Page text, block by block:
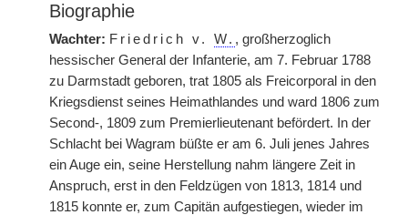
Biographie
Wachter: Friedrich v. W. , großherzoglich
hessischer General der Infanterie, am 7. Februar 1788
zu Darmstadt geboren, trat 1805 als Freicorporal in den
Kriegsdienst seines Heimathlandes und ward 1806 zum
Second-, 1809 zum Premierlieutenant befördert. In der
Schlacht bei Wagram büßte er am 6. Juli jenes Jahres
ein Auge ein, seine Herstellung nahm längere Zeit in
Anspruch, erst in den Feldzügen von 1813, 1814 und
1815 konnte er, zum Capitän aufgestiegen, wieder im